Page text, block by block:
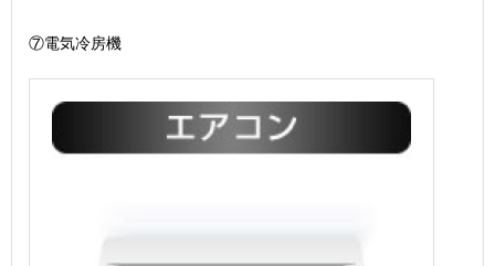
⑦電気冷房機